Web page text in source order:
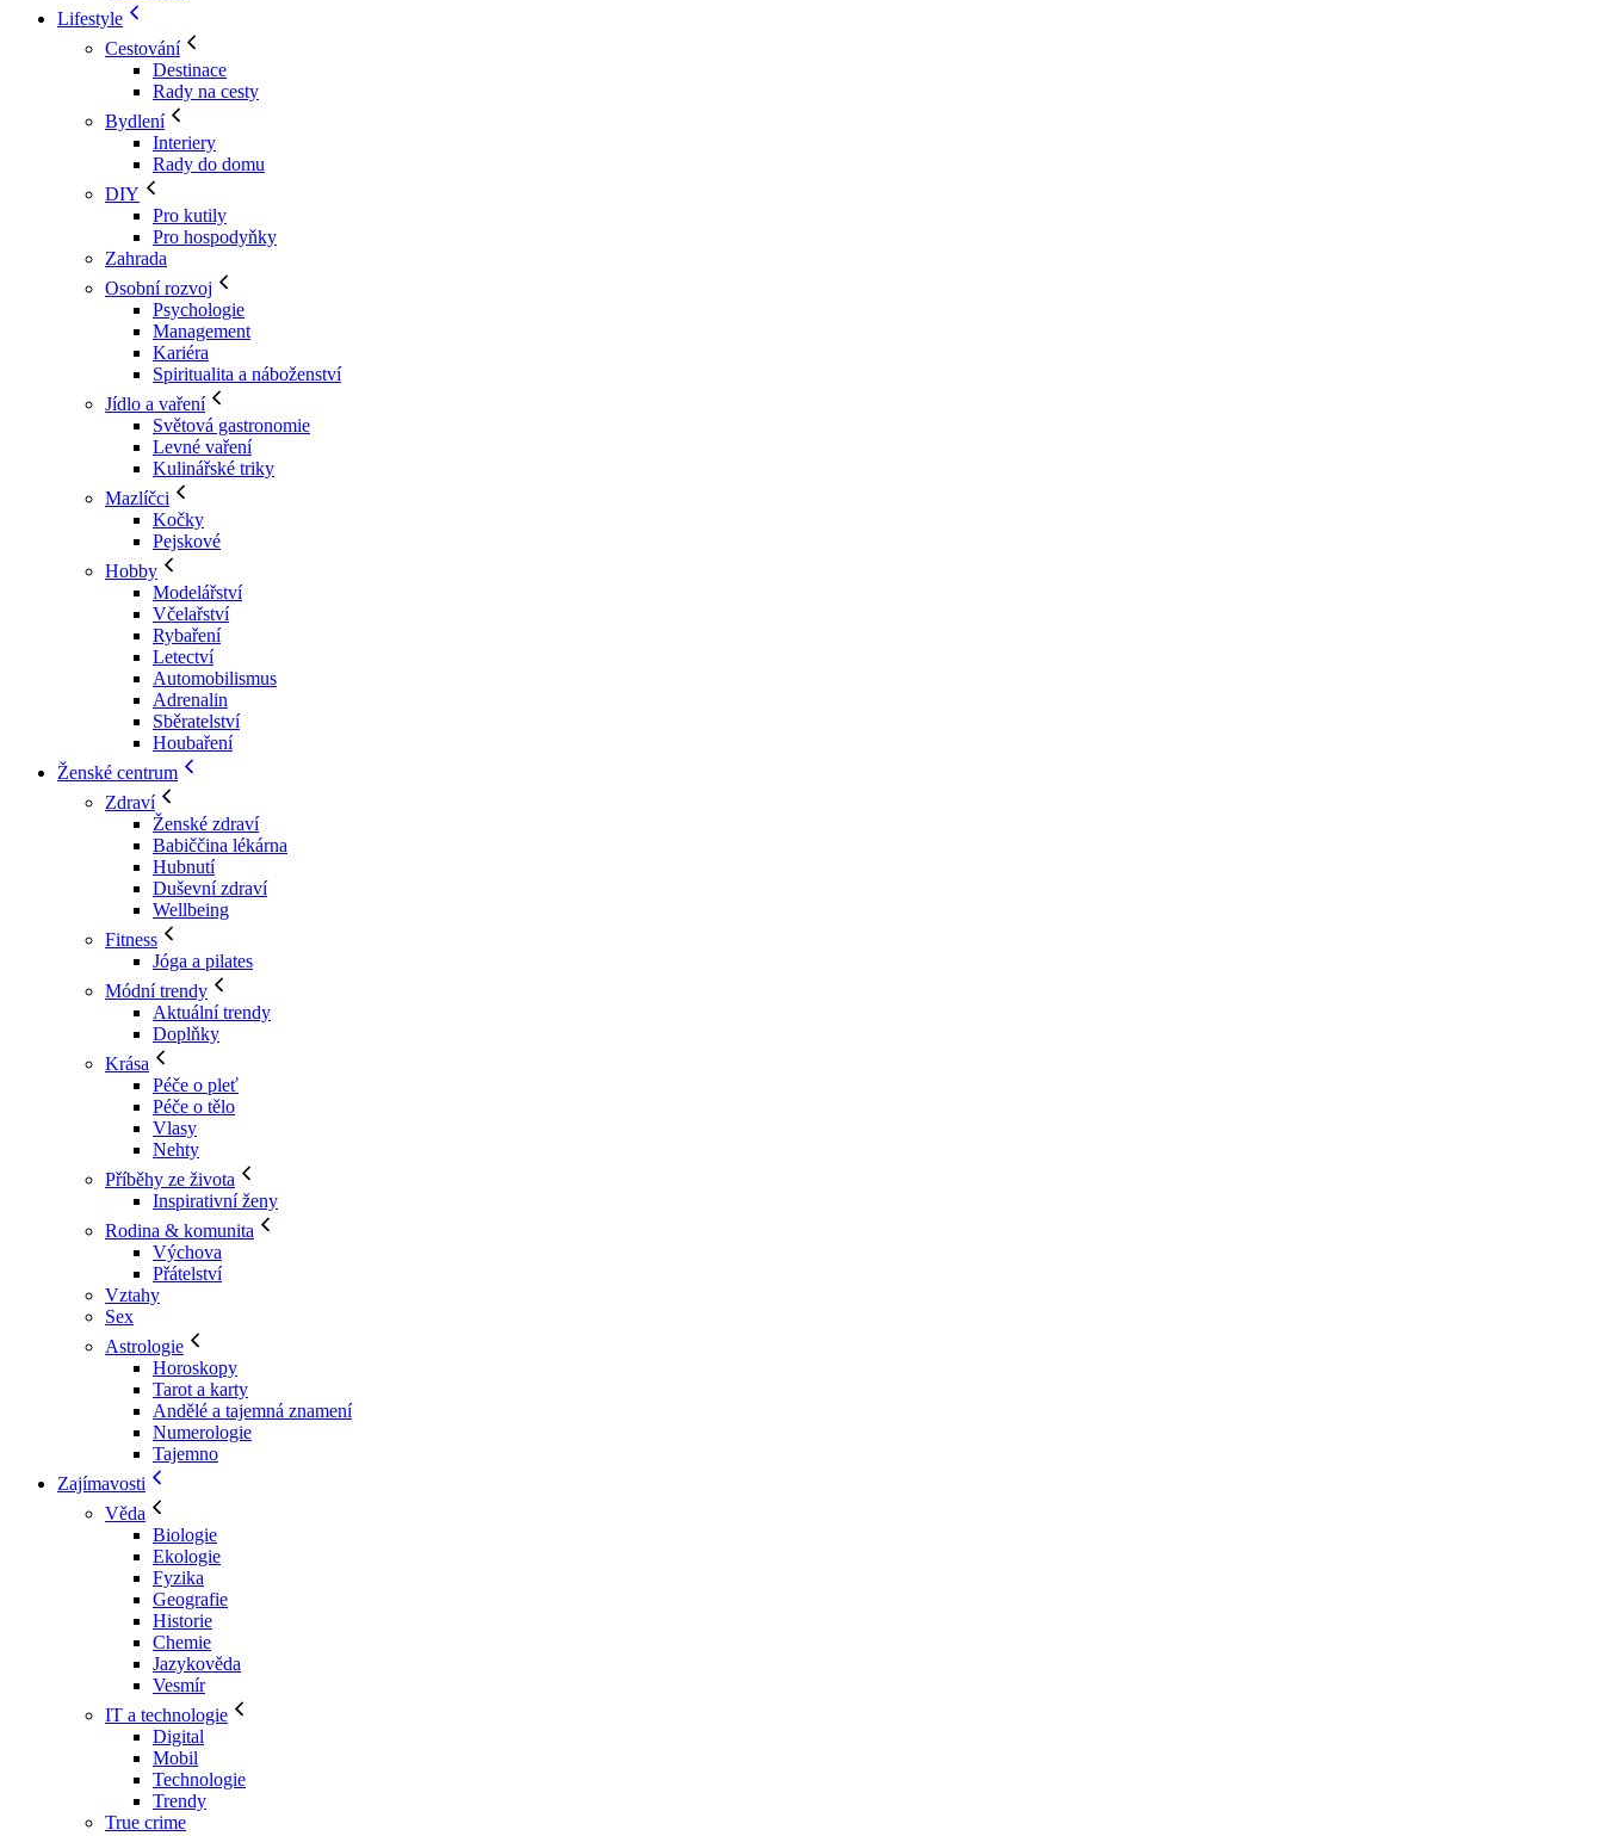
Lifestyle
Cestování
Destinace
Rady na cesty
Bydlení
Interiery
Rady do domu
DIY
Pro kutily
Pro hospodyňky
Zahrada
Osobní rozvoj
Psychologie
Management
Kariéra
Spiritualita a náboženství
Jídlo a vaření
Světová gastronomie
Levné vaření
Kulinářské triky
Mazlíčci
Kočky
Pejskové
Hobby
Modelářství
Včelařství
Rybaření
Letectví
Automobilismus
Adrenalin
Sběratelství
Houbaření
Ženské centrum
Zdraví
Ženské zdraví
Babiččina lékárna
Hubnutí
Duševní zdraví
Wellbeing
Fitness
Jóga a pilates
Módní trendy
Aktuální trendy
Doplňky
Krása
Péče o pleť
Péče o tělo
Vlasy
Nehty
Příběhy ze života
Inspirativní ženy
Rodina & komunita
Výchova
Přátelství
Vztahy
Sex
Astrologie
Horoskopy
Tarot a karty
Andělé a tajemná znamení
Numerologie
Tajemno
Zajímavosti
Věda
Biologie
Ekologie
Fyzika
Geografie
Historie
Chemie
Jazykověda
Vesmír
IT a technologie
Digital
Mobil
Technologie
Trendy
True crime